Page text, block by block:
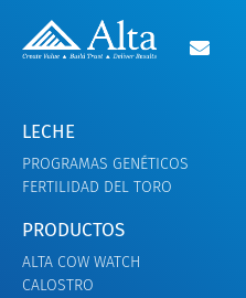
LECHE
PROGRAMAS GENÉTICOS
FERTILIDAD DEL TORO
PRODUCTOS
ALTA COW WATCH
CALOSTRO